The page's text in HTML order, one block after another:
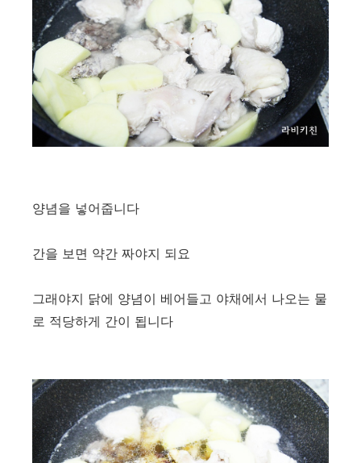
양념을 넣어줍니다
간을 보면 약간 짜야지 되요
그래야지 닭에 양념이 베어들고 야채에서 나오는 물
로 적당하게 간이 됩니다